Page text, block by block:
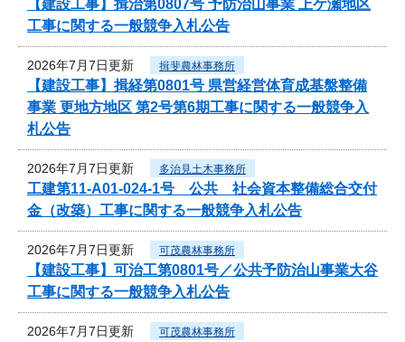
【建設工事】揖治第0807号 予防治山事業 上ケ瀬地区
工事に関する一般競争入札公告
2026年7月7日更新 揖斐農林事務所
【建設工事】揖経第0801号 県営経営体育成基盤整備
事業 更地方地区 第2号第6期工事に関する一般競争入
札公告
2026年7月7日更新 多治見土木事務所
工建第11-A01-024-1号 公共 社会資本整備総合交付
金（改築）工事に関する一般競争入札公告
2026年7月7日更新 可茂農林事務所
【建設工事】可治工第0801号／公共予防治山事業大谷
工事に関する一般競争入札公告
2026年7月7日更新 可茂農林事務所